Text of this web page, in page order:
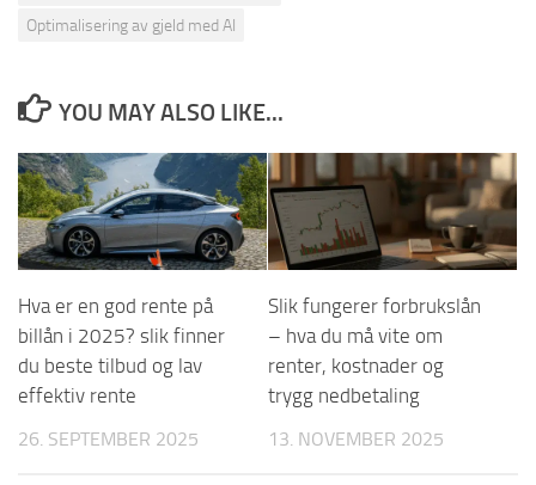
Optimalisering av gjeld med AI
YOU MAY ALSO LIKE...
Hva er en god rente på
billån i 2025? slik finner
du beste tilbud og lav
effektiv rente
26. SEPTEMBER 2025
Slik fungerer forbrukslån
– hva du må vite om
renter, kostnader og
trygg nedbetaling
13. NOVEMBER 2025